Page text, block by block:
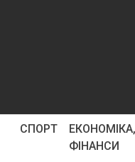
СПОРТ
ФІНАНСИ